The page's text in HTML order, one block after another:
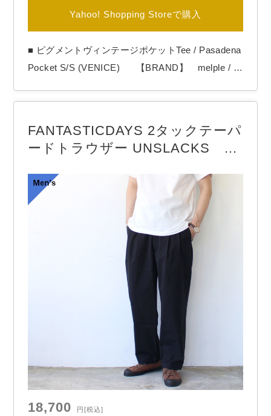
Yahoo! Shopping Storeで購入
■ ピグメントヴィンテージポケットTee / Pasadena
Pocket S/S (VENICE) 【BRAND】 melple / メ
り「Pasadena Pocket S/S (VENICE)」 5.6oz生
なポケットTシャツ。 80年代のVENICE …
FANTASTICDAYS 2タックテーパ
ードトラウザー UNSLACKS
18,700 円 [税込]